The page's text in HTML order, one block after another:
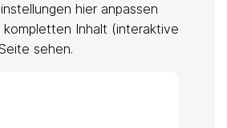
hier anpassen
kompletten Inhalt (interaktive
sehen.